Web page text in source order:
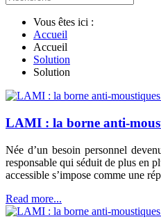
Vous êtes ici :
Accueil
Accueil
Solution
Solution
LAMI : la borne anti-
Née d’un besoin personnel
responsable qui séduit de plus en
accessible s’impose comme une
Read more...